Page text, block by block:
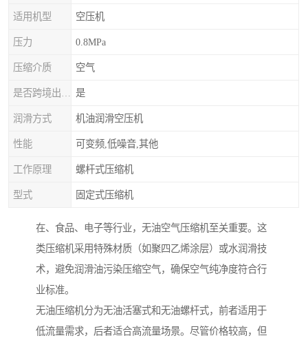
适用机型 空压机
压力 0.8MPa
压缩介质 空气
是
润滑方式 机油润滑空压机
性能 可变频,低噪音,其他
工作原理 螺杆式压缩机
型式 固定式压缩机
在、食品、电子等行业，无油空气压缩机至关重要。这
类压缩机采用特殊材质（如聚四乙烯涂层）或水润滑技
术，避免润滑油污染压缩空气，确保空气纯净度符合行
业标准。
无油压缩机分为无油活塞式和无油螺杆式，前者适用于
低流量需求，后者适合高流量场景。尽管价格较高，但